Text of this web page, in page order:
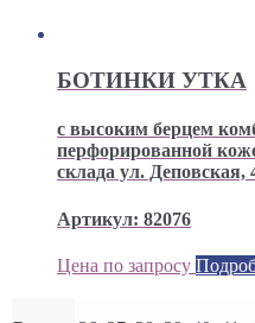
БОТИНКИ УТКА
с высоким берцем
перфорированной
склада ул. Деповская,
Артикул: 82076
Цена по запросу